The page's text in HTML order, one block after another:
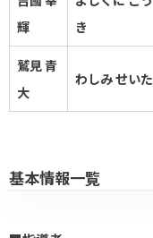
輝
き
鷲見 青
大
わしみ せいた
基本情報一覧